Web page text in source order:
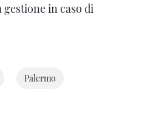
in caso di
Palermo